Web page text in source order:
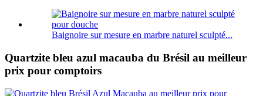
Baignoire sur mesure en marbre naturel sculpté...
Quartzite bleu azul macauba du Brésil au meilleur
prix pour comptoirs